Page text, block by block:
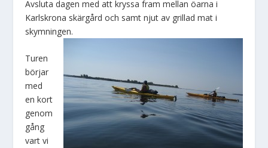
Avsluta dagen med att kryssa fram mellan öarna i
Karlskrona skärgård och samt njut av grillad mat i
skymningen.
Turen
börjar
med
en kort
genom
gång
vart vi